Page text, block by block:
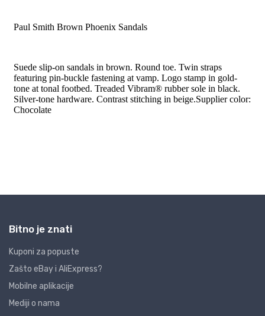
Bitno je znati
Kuponi za popuste
Zašto eBay i AliExpress?
Mobilne aplikacije
Mediji o nama